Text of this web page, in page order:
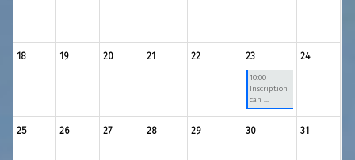
18 19 20 21 22 23
10:00
Inscription
can ...
24
25 26 27 28 29 30 31